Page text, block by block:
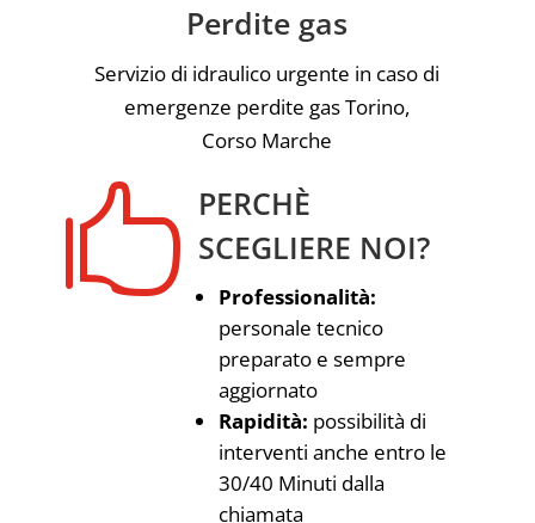
Perdite gas
Servizio di idraulico urgente in caso di
emergenze perdite gas Torino,
Corso Marche
 PERCHÈ
SCEGLIERE NOI?
Professionalità:
personale tecnico
preparato e sempre
aggiornato
Rapidità: possibilità di
interventi anche entro le
30/40 Minuti dalla
chiamata